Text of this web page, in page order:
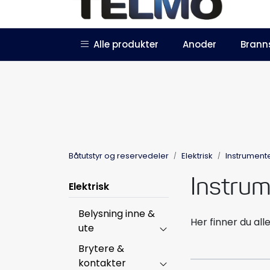
Trustpilot | Forhandlersøknad |
Alle produkter Anoder
Båtutstyr og reservedeler Elektrisk
Elektrisk
Belysning inne &
ute
Brytere &
kontakter
Her finner du